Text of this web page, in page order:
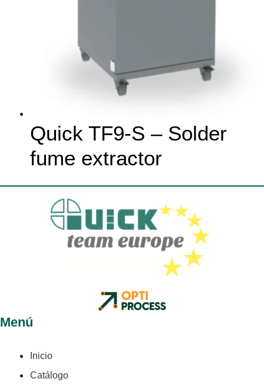
Quick TF9-S – Solder
fume extractor
Menú
Inicio
Catálogo